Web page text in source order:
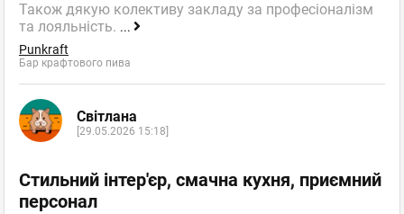
Також дякую колективу закладу за професіоналізм
та лояльність. ...
Punkraft
Бар крафтового пива
Світлана
[29.05.2026 15:18]
Стильний інтер'єр, смачна кухня, приємний
персонал